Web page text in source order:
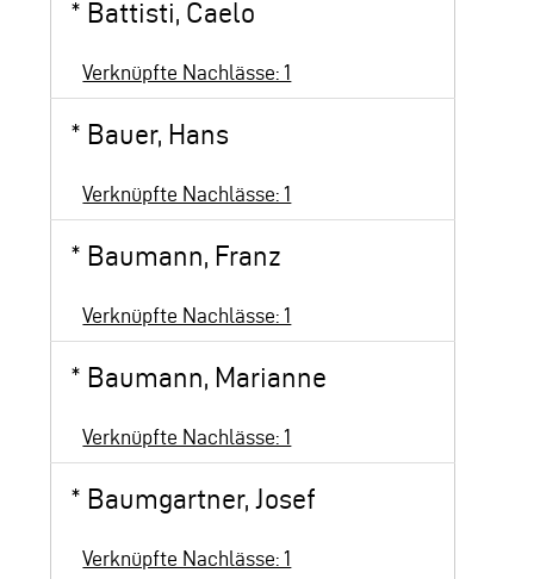
* Battisti, Caelo
Verknüpfte Nachlässe: 1
* Bauer, Hans
Verknüpfte Nachlässe: 1
* Baumann, Franz
Verknüpfte Nachlässe: 1
* Baumann, Marianne
Verknüpfte Nachlässe: 1
* Baumgartner, Josef
Verknüpfte Nachlässe: 1